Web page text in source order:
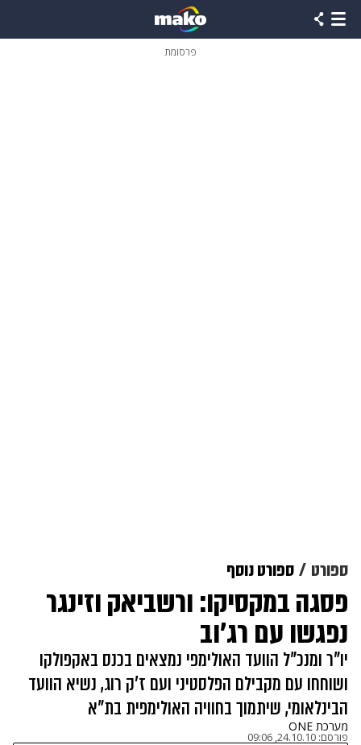
פרסומת
ספורט ספורט נוסף
פסגה במקסיקו: ורשביאק וזינגר
נפגשו עם רג'וב
יו"ר ומנכ"ל הוועד האולימפי נמצאים בכנס באקפולקו
ושוחחו עם מקבילם הפלסטיני ועם ז'ק רוג, נשיא הוועד
הבינלאומי, שיתמוך בחוויה האולימפית בת"א
מערכת ONE
פורסם: 24.10.10, 09:06